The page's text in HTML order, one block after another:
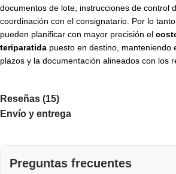
documentos de lote, instrucciones de control
coordinación con el consignatario. Por lo
pueden planificar con mayor precisión el
teriparatida puesto en destino, manteniendo
plazos y la documentación alineados con los
Reseñas (15)
Envío y entrega
Preguntas frecuentes